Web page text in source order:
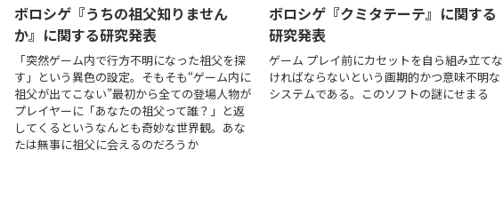
ボロシゲ『うちの祖父知りません
か』に関する研究発表
「突然ゲーム内で行方不明になった祖父を探
す」という異色の設定。そもそも“ゲーム内に
祖父が出てこない”最初から全ての登場人物が
プレイヤーに「あなたの祖父って誰？」と返
してくるというなんとも奇妙な世界観。あな
たは無事に祖父に会えるのだろうか
ボロシゲ『クミタテーテ』に関する
研究発表
ゲーム プレイ前にカセットを自ら組み立てな
ければならないという画期的かつ意味不明な
システムである。このソフトの謎にせまる